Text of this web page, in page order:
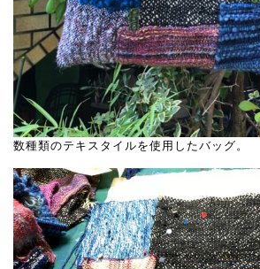
数種類のテキスタイルを使用したバッグ。